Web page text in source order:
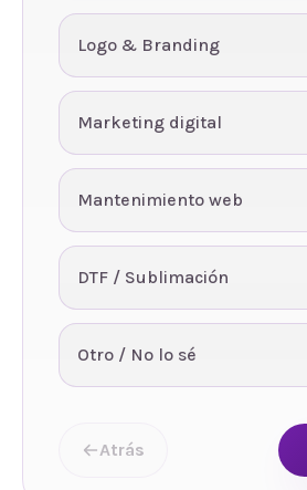
Logo & Branding
Marketing digital
Mantenimiento web
DTF / Sublimación
Otro / No lo sé
Atrás